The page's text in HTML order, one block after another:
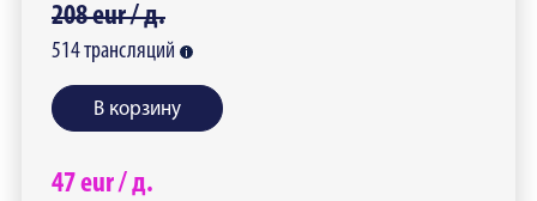
208eur /д.
514трансляций
В корзину
47eur /д.